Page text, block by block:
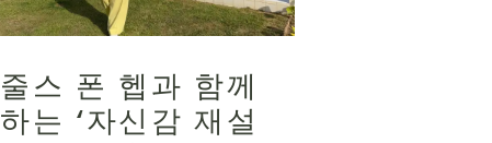
줄스 폰 헵과 함께
하는 ‘자신감 재설